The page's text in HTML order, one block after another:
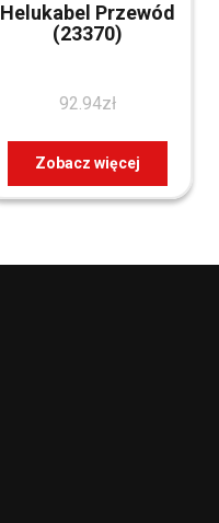
Helukabel Przewód
(23370)
92.94zł
Zobacz więcej